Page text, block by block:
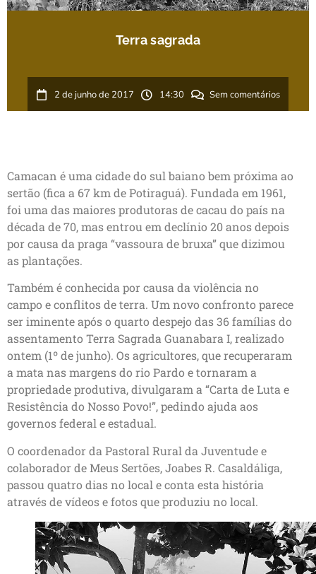
Terra sagrada
2 de junho de 2017 14:30 Sem comentários
Camacan é uma cidade do sul baiano bem próxima ao
sertão (fica a 67 km de Potiraguá). Fundada em 1961,
foi uma das maiores produtoras de cacau do país na
década de 70, mas entrou em declínio 20 anos depois
por causa da praga “vassoura de bruxa” que dizimou
as plantações.
Também é conhecida por causa da violência no
campo e conflitos de terra. Um novo confronto parece
ser iminente após o quarto despejo das 36 famílias do
assentamento Terra Sagrada Guanabara I, realizado
ontem (1º de junho). Os agricultores, que recuperaram
a mata nas margens do rio Pardo e tornaram a
propriedade produtiva, divulgaram a “Carta de Luta e
Resistência do Nosso Povo!”, pedindo ajuda aos
governos federal e estadual.
O coordenador da Pastoral Rural da Juventude e
colaborador de Meus Sertões, Joabes R. Casaldáliga,
passou quatro dias no local e conta esta história
através de vídeos e fotos que produziu no local.